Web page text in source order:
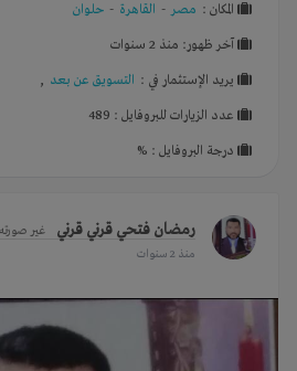
المكان : مصر - القاهرة - حلوان
آخر ظهور: منذ 2 سنوات
يريد الإستثمار في : التسويق عن بعد ,
عدد الزيارات للبروفايل : 489
درجة البروفايل : %
رمضان فتحي قرني قرني غير
منذ 2 سنوات